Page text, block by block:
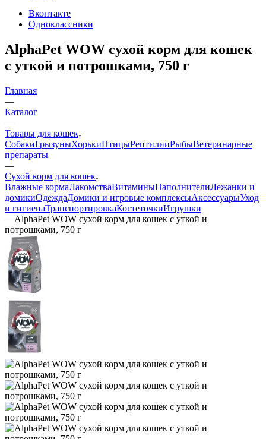
Вконтакте
Одноклассники
AlphaPet WOW сухой корм для кошек
с уткой и потрошками, 750 г
Главная
—
Каталог
—
Товары для кошек
СобакиГрызуныХорькиПтицыРептилииРыбыВетеринарные
препараты
—
Сухой корм для кошек
Влажные кормаЛакомстваВитаминыНаполнителиЛежанки и
домикиОдеждаДомики и игровые комплексыАксессуарыУход
и гигиенаТранспортировкаКогтеточкиИгрушки
—AlphaPet WOW сухой корм для кошек с уткой и
потрошками, 750 г